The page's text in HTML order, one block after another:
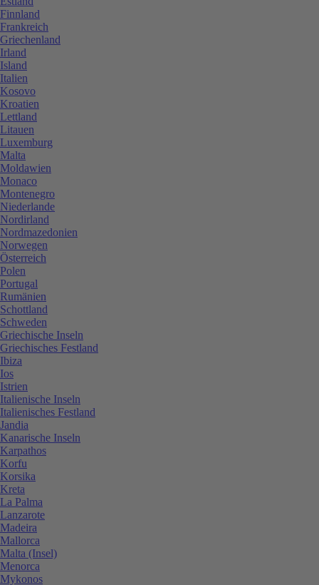
Finnland
Frankreich
Griechenland
Irland
Island
Italien
Kosovo
Kroatien
Lettland
Litauen
Luxemburg
Malta
Moldawien
Monaco
Montenegro
Niederlande
Nordirland
Nordmazedonien
Norwegen
Österreich
Polen
Portugal
Rumänien
Schottland
Schweden
Griechische Inseln
Griechisches Festland
Ibiza
Ios
Istrien
Italienische Inseln
Italienisches Festland
Jandia
Kanarische Inseln
Karpathos
Korfu
Korsika
Kreta
La Palma
Lanzarote
Madeira
Mallorca
Malta (Insel)
Menorca
Mykonos